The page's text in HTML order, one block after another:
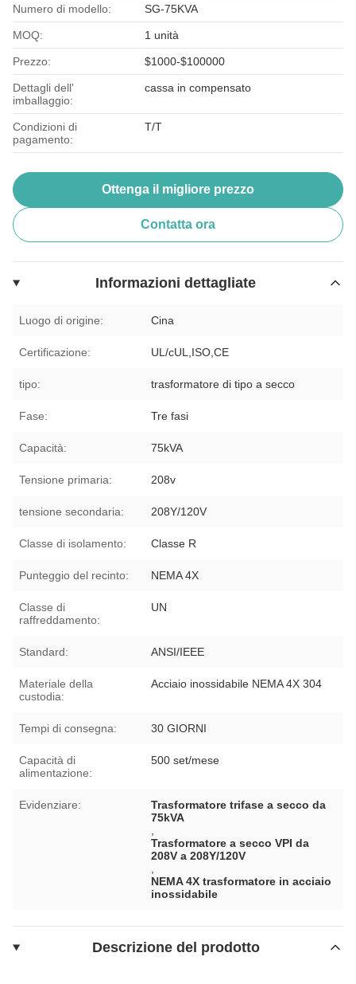
Numero di modello: SG-75KVA
MOQ: 1 unità
Prezzo: $1000-$100000
Dettagli dell'
imballaggio:
cassa in compensato
Condizioni di
pagamento:
T/T
Ottenga il migliore prezzo
Contatta ora
Informazioni dettagliate
Luogo di origine: Cina
Certificazione: UL/cUL,ISO,CE
tipo: trasformatore di tipo a secco
Fase: Tre fasi
Capacità: 75kVA
Tensione primaria: 208v
tensione secondaria: 208Y/120V
Classe di isolamento: Classe R
Punteggio del recinto: NEMA 4X
Classe di
raffreddamento:
UN
Standard: ANSI/IEEE
Materiale della
custodia:
Acciaio inossidabile NEMA 4X 304
Tempi di consegna: 30 GIORNI
Capacità di
alimentazione:
500 set/mese
Evidenziare:
Trasformatore trifase a secco da
75kVA
Trasformatore a secco VPI da
208V a 208Y/120V
NEMA 4X trasformatore in acciaio
inossidabile
Descrizione del prodotto